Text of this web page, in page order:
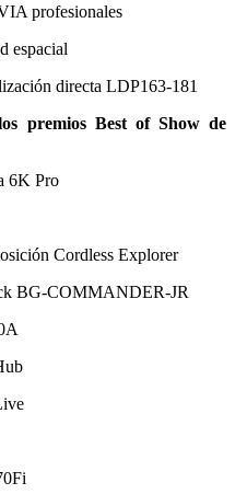
profesionales
espacial
directa LDP163-181
premios Best of Show de
6K Pro
Cordless Explorer
BG-COMMANDER-JR